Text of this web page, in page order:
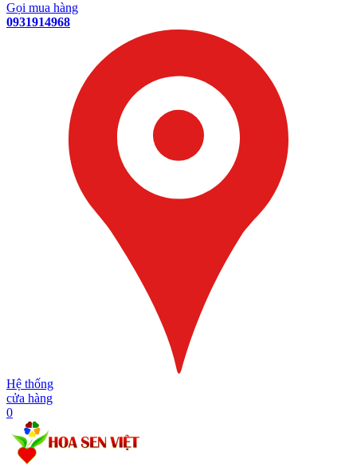
Gọi mua hàng
0931914968
Hệ thống
cửa hàng
0